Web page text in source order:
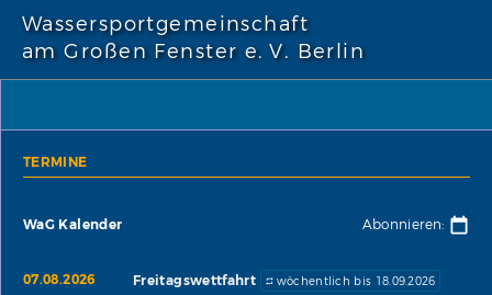
Wassersportgemeinschaft
am Großen Fenster e. V. Berlin
TERMINE
WaG Kalender Abonnieren:
07.08.2026 Freitagswettfahrt wöchentlich bis 18.09.2026